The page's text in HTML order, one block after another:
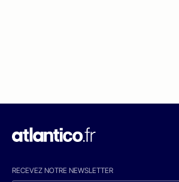
RECEVEZ NOTRE NEWSLETTER